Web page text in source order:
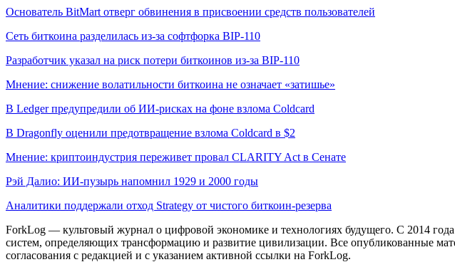
Основатель BitMart отверг обвинения в присвоении средств пользователей
Сеть биткоина разделилась из-за софтфорка BIP-110
Разработчик указал на риск потери биткоинов из-за BIP-110
Мнение: снижение волатильности биткоина не означает «затишье»
В Ledger предупредили об ИИ-рисках на фоне взлома Coldcard
В Dragonfly оценили предотвращение взлома Coldcard в $2
Мнение: криптоиндустрия переживет провал CLARITY Act в Сенате
Рэй Далио: ИИ-пузырь напомнил 1929 и 2000 годы
Аналитики поддержали отход Strategy от чистого биткоин-резерва
ForkLog — культовый журнал о цифровой экономике и технологиях будущего. С 2014
систем, определяющих трансформацию и развитие цивилизации. Все опубликованные
согласования с редакцией и с указанием активной ссылки на ForkLog.